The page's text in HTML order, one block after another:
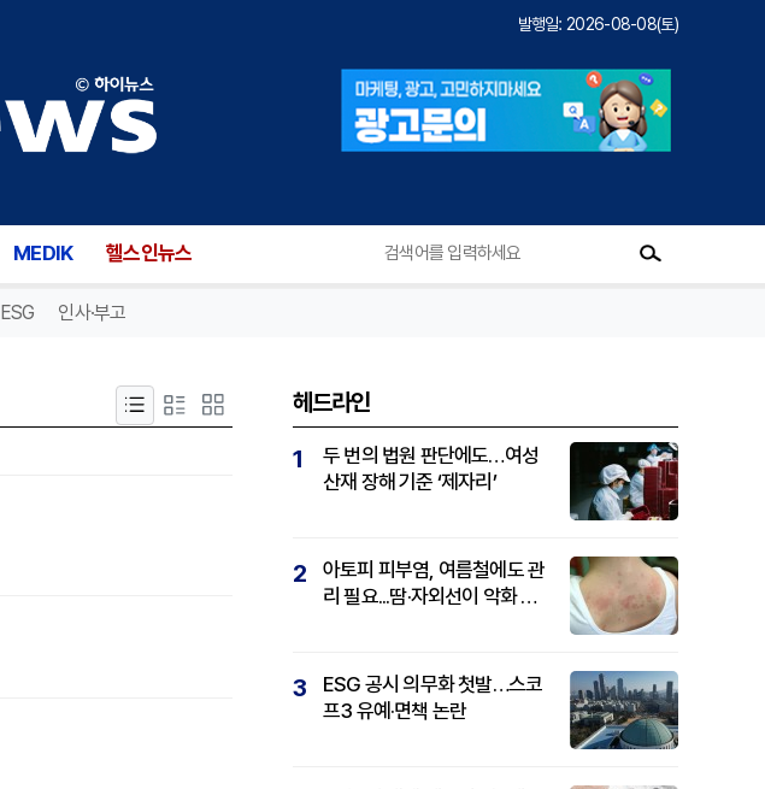
발행일: 2026-08-08(토)
MEDIK 헬스인뉴스
ESG 인사·부고
헤드라인
1
두 번의 법원 판단에도…여성
산재 장해 기준 ‘제자리’
2
아토피 피부염, 여름철에도 관
리 필요...땀·자외선이 악화 요
3
ESG 공시 의무화 첫발…스코
프3 유예·면책 논란